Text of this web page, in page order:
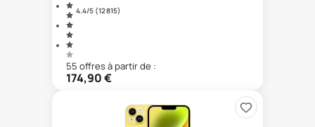
4.4/5 (12 815)
55 offresà partir de :
174,90€